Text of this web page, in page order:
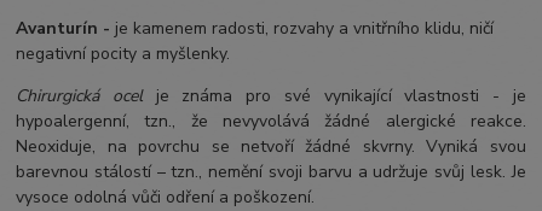
Avanturín - je kamenem radosti, rozvahy a vnitřního klidu, ničí
negativní pocity a myšlenky.
Chirurgická ocelje známa pro své vynikající vlastnosti - je
hypoalergenní, tzn., že nevyvolává žádné alergické reakce.
Neoxiduje, na povrchu se netvoří žádné skvrny. Vyniká svou
barevnou stálostí – tzn., nemění svoji barvu a udržuje svůj lesk. Je
vysoce odolná vůči odření a poškození.